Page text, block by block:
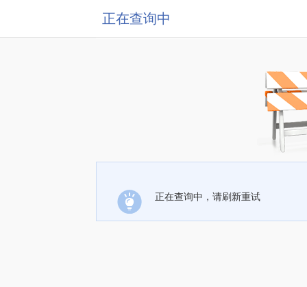
正在查询中
正在查询中，请刷新重试